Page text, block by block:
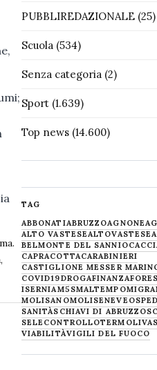
PUBBLIREDAZIONALE(25)
Scuola(534)
Senza categoria(2)
Sport(1.639)
Top news(14.600)
TAG
ABBONATIABRUZZOAGNONE
ALTO VASTESEALTOVASTESE
BELMONTE DEL SANNIO
CAPRACOTTACARABINIERI
CASTIGLIONE MESSER
COVID19DROGAFINANZA
ISERNIAM5SMALTEMPO
MOLISANOMOLISENEVE
SANITÀSCHIAVI DI ABRUZZO
SELECONTROLLOTERMOLI
VIABILITÀVIGILI DEL FUOCO